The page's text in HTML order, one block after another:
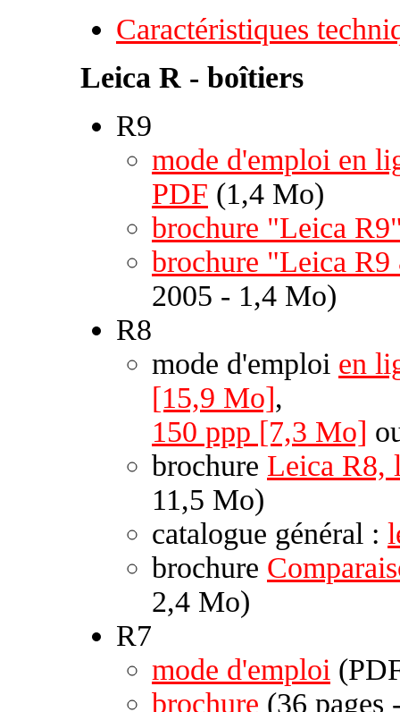
Caractéristiques
Leica R - boîtiers
R9
mode d'emploi en
PDF (1,4 Mo)
brochure "Leica
brochure "Leica
2005 - 1,4 Mo)
R8
mode d'emploi en
[15,9 Mo],
150 ppp [7,3 Mo]
brochure Leica R8,
11,5 Mo)
catalogue général :
brochure
2,4 Mo)
R7
mode d'emploi
brochure (36 pages